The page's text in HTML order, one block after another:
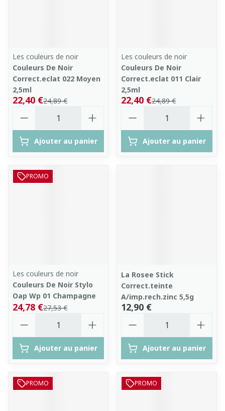
Les couleurs de noir
Couleurs De Noir
Correct.eclat 022 Moyen
2,5ml
24,89 €
22,40 €
Ajouter au panier
Les couleurs de noir
Couleurs De Noir
Correct.eclat 011 Clair
2,5ml
24,89 €
22,40 €
Ajouter au panier
PROMO
Les couleurs de noir
Couleurs De Noir Stylo
Oap Wp 01 Champagne
27,53 €
24,78 €
Ajouter au panier
La Rosee Stick
Correct.teinte
A/imp.rech.zinc 5,5g
12,90 €
Ajouter au panier
PROMO PROMO